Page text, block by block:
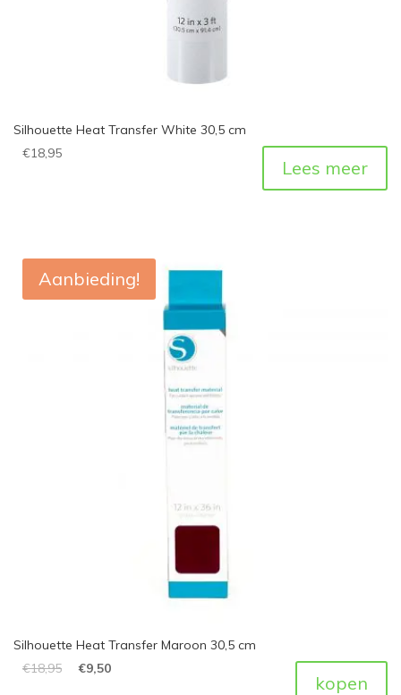
Silhouette Heat Transfer White 30,5 cm
€18,95
Lees meer
Aanbieding!
Silhouette Heat Transfer Maroon 30,5 cm
€18,95 €9,50
kopen